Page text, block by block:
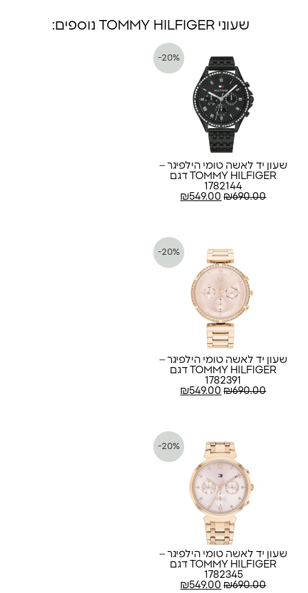
שעוני TOMMY HILFIGER נוספים:
שעון יד לאשה טומי הילפיגר –
TOMMY HILFIGER דגם
1782144
₪690.00
₪549.00
-20%
שעון יד לאשה טומי הילפיגר –
TOMMY HILFIGER דגם
1782391
₪690.00
₪549.00
-20%
שעון יד לאשה טומי הילפיגר –
TOMMY HILFIGER דגם
1782345
₪690.00
₪549.00
-20%